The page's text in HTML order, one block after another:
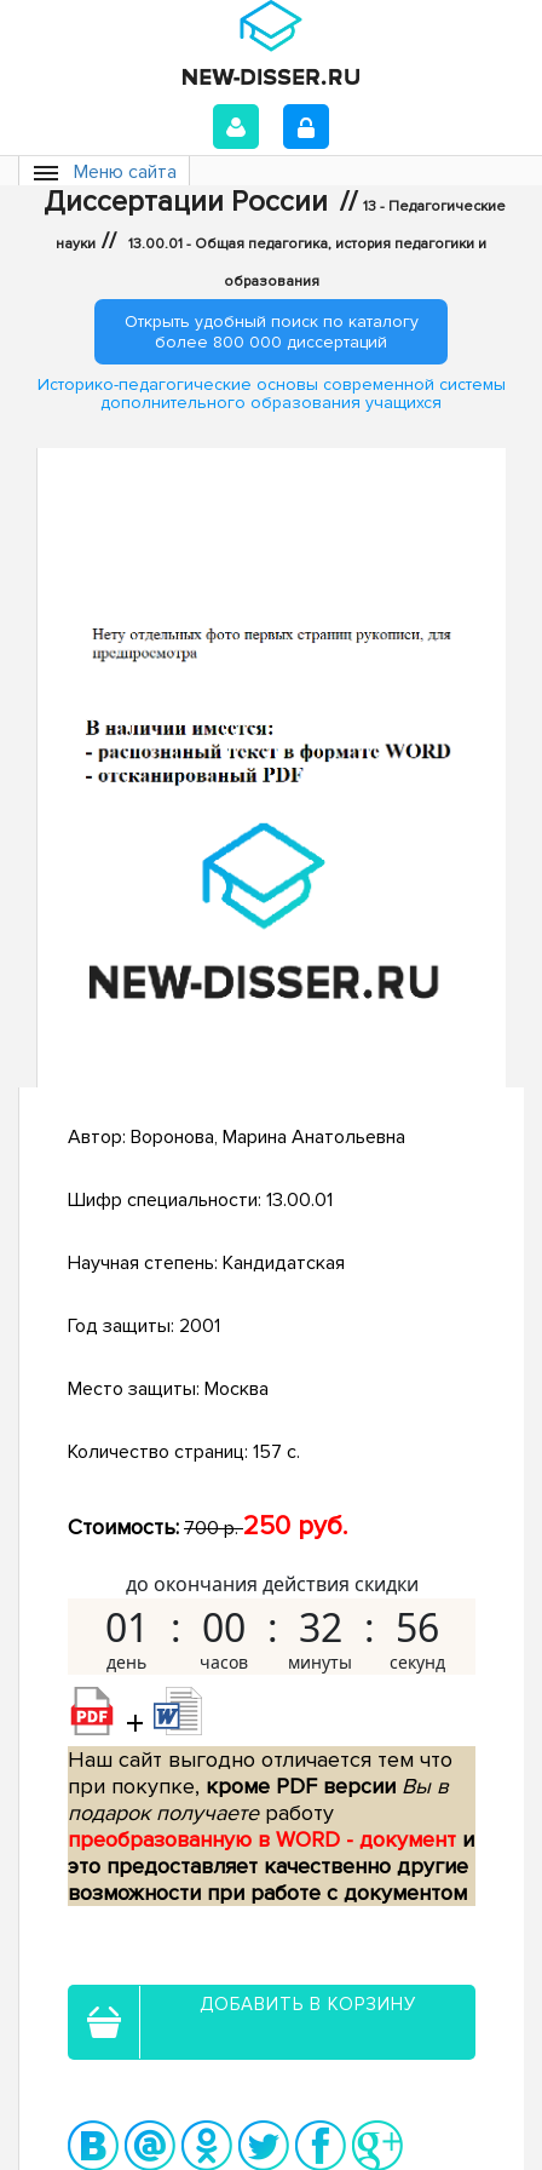
Меню сайта
Диссертации России // 13 - Педагогические
науки // 13.00.01 - Общая педагогика, история педагогики и
образования
Открыть удобный поиск по каталогу
более 800 000 диссертаций
Историко-педагогические основы современной системы
дополнительного образования учащихся
Автор: Воронова, Марина Анатольевна
Шифр специальности: 13.00.01
Научная степень: Кандидатская
Год защиты: 2001
Место защиты: Москва
Количество страниц: 157 с.
Стоимость: 700 р.250 руб.
до окончания действия скидки
01 00 32 55
+
Наш сайт выгодно отличается тем что
при покупке, кроме PDF версии Вы в
подарок получаетеработу
преобразованную в WORD - документ и
это предоставляет качественно другие
возможности при работе с документом
ДОБАВИТЬ В КОРЗИНУ